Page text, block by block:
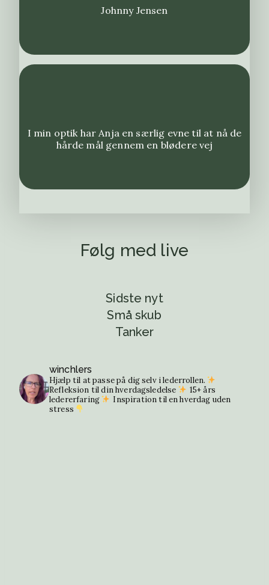
Johnny Jensen
I min optik har Anja en særlig evne til at nå de
hårde mål gennem en blødere vej
Følg med live
Sidste nyt
Små skub
Tanker
winchlers
Hjælp til at passe på dig selv i lederrollen.
Refleksion til din hverdagsledelse
15+ års
ledererfaring
Inspiration til en hverdag uden
stress